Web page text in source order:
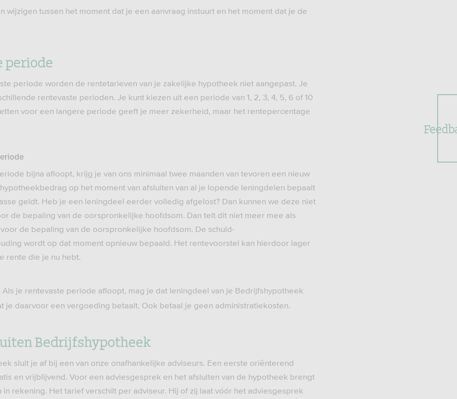
wijzigen tussen het moment dat je een aanvraag instuurt en het moment dat je de
periode
periode worden de rentetarieven van je zakelijke hypotheek niet aangepast. Je
rentevaste perioden. Je kunt kiezen uit een periode van 1, 2, 3, 4, 5, 6 of 10
voor een langere periode geeft je meer zekerheid, maar het rentepercentage
bijna afloopt, krijg je van ons minimaal twee maanden van tevoren een nieuw
op het moment van afsluiten van al je lopende leningdelen bepaalt
geldt. Heb je een leningdeel eerder volledig afgelost? Dan kunnen we deze niet
de bepaling van de oorspronkelijke hoofdsom. Dan telt dit niet meer mee als
de bepaling van de oorspronkelijke hoofdsom. De schuld-
wordt op dat moment opnieuw bepaald. Het rentevoorstel kan hierdoor lager
rente die je nu hebt.
Als je rentevaste periode afloopt, mag je dat leningdeel van je Bedrijfshypotheek
je daarvoor een vergoeding betaalt. Ook betaal je geen administratiekosten.
Bedrijfshypotheek
sluit je af bij een van onze onafhankelijke adviseurs. Een eerste oriënterend
en vrijblijvend. Voor een adviesgesprek en het afsluiten van de hypotheek brengt
in rekening. Het tarief verschilt per adviseur. Hij of zij laat vóór het adviesgesprek